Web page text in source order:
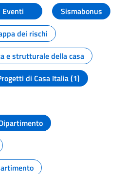
Eventi
Sismabonus
dei rischi
e strutturale della casa
di Casa Italia (1)